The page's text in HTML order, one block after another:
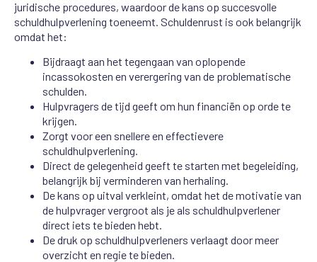
juridische procedures, waardoor de kans op succesvolle
schuldhulpverlening toeneemt. Schuldenrust is ook belangrijk
omdat het:
Bijdraagt aan het tegengaan van oplopende
incassokosten en verergering van de problematische
schulden.
Hulpvragers de tijd geeft om hun financiën op orde te
krijgen.
Zorgt voor een snellere en effectievere
schuldhulpverlening.
Direct de gelegenheid geeft te starten met begeleiding,
belangrijk bij verminderen van herhaling.
De kans op uitval verkleint, omdat het de motivatie van
de hulpvrager vergroot als je als schuldhulpverlener
direct iets te bieden hebt.
De druk op schuldhulpverleners verlaagt door meer
overzicht en regie te bieden.